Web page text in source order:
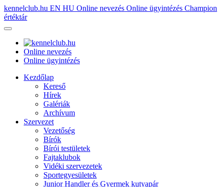
kennelclub.hu EN HU Online nevezés Online ügyintézés Champion
értéktár
Online nevezés
Online ügyintézés
Kezdőlap
Kereső
Hírek
Galériák
Archívum
Szervezet
Vezetőség
Bírók
Bírói testületek
Fajtaklubok
Vidéki szervezetek
Sportegyesületek
Junior Handler és Gyermek kutyapár